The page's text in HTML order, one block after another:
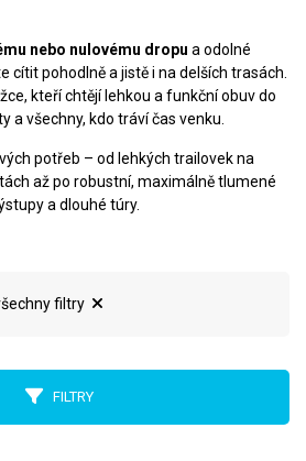
nebo nulovému dropu a odolné
cítit pohodlně a jistě i na delších trasách.
kteří chtějí lehkou a funkční obuv do
a všechny, kdo tráví čas venku.
potřeb – od lehkých trailovek na
až po robustní, maximálně tlumené
a dlouhé túry.
filtry
FILTRY